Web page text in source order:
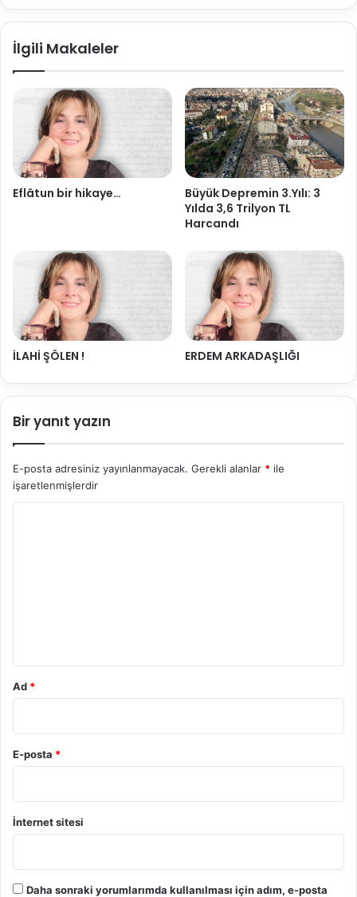
İlgili Makaleler
Eflâtun bir hikaye…
Büyük Depremin 3.Yılı: 3
Yılda 3,6 Trilyon TL
Harcandı
İLAHİ ŞÖLEN ! ERDEM ARKADAŞLIĞI
Bir yanıt yazın
E-posta adresiniz yayınlanmayacak. Gerekli alanlar * ile
işaretlenmişlerdir
Ad *
E-posta *
İnternet sitesi
Daha sonraki yorumlarımda kullanılması için adım, e-posta